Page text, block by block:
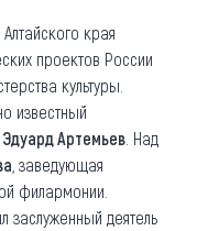
края
проектов России
культуры.
известный
Эдуард Артемьев . Над
, заведующая
филармонии.
заслуженный деятель